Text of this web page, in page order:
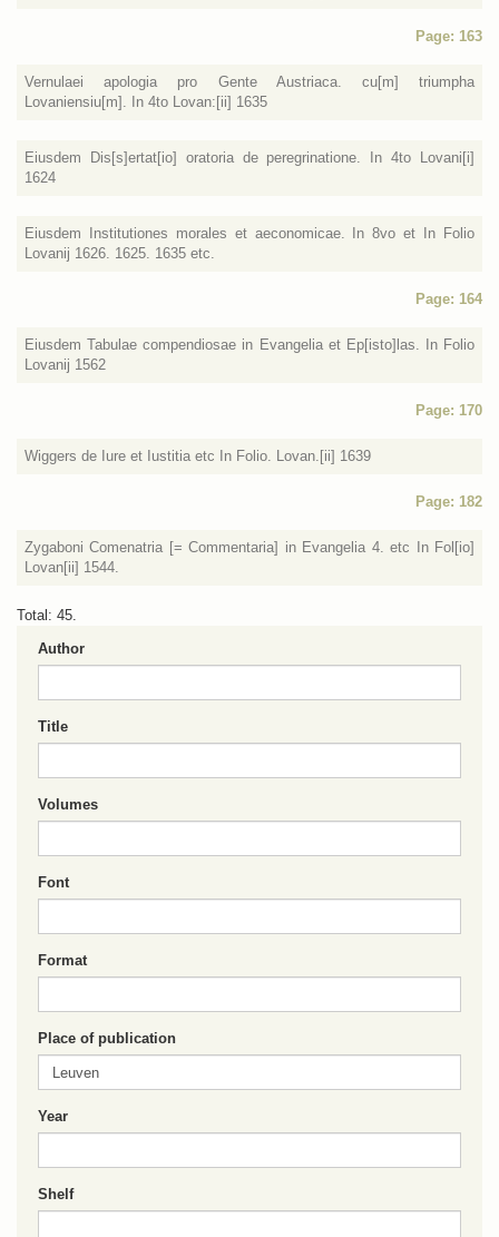
Page: 163
Vernulaei apologia pro Gente Austriaca. cu[m] triumpha
Lovaniensiu[m]. In 4to Lovan:[ii] 1635
Eiusdem Dis[s]ertat[io] oratoria de peregrinatione. In 4to Lovani[i]
1624
Eiusdem Institutiones morales et aeconomicae. In 8vo et In Folio
Lovanij 1626. 1625. 1635 etc.
Page: 164
Eiusdem Tabulae compendiosae in Evangelia et Ep[isto]las. In Folio
Lovanij 1562
Page: 170
Wiggers de Iure et Iustitia etc In Folio. Lovan.[ii] 1639
Page: 182
Zygaboni Comenatria [= Commentaria] in Evangelia 4. etc In Fol[io]
Lovan[ii] 1544.
Total: 45.
Author
Title
Volumes
Font
Format
Place of publication
Year
Shelf